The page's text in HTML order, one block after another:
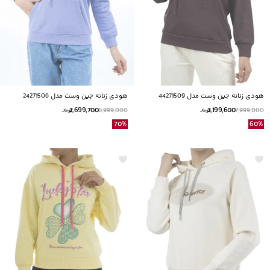
هودی زنانه جین وست مدل 44271509
7,999,000
3,199,600تومانــ
60%
هودی زنانه جین وست مدل 24271506
8,999,000
2,699,700تومانــ
70%